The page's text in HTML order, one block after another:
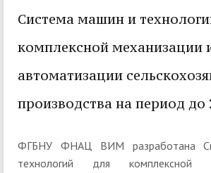
Система машин и
комплексной механизации
автоматизации
производства на период до
ФГБНУ ФНАЦ ВИМ разработана
технологий для комплексной